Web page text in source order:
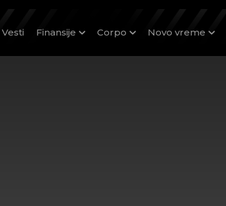
Vesti Finansije Corpo Novo vreme